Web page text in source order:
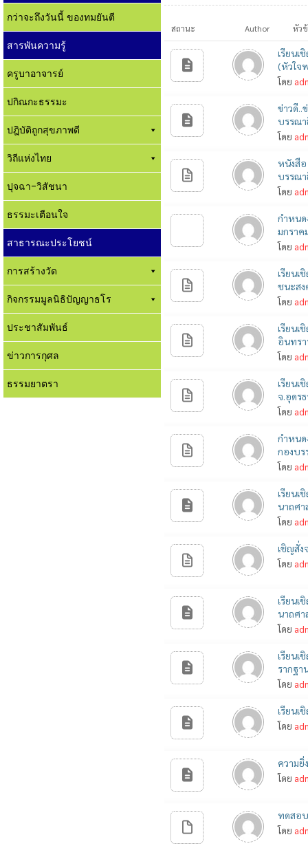
กว่าจะถึงวันนี้ ของทมยันตี
สารพันความรู้
ครูบาอาจารย์
ปกิณกะธรรมะ
ปฎิบัติถูกสุขภาพดี
วิถีแห่งไทย
ปุจฉา-วิสัชนา
ธรรมะเตือนใจ
สาธารณะประโยชน์
การสร้างวัด
กิจกรรมมูลนิธิปัญญาธโร
ประชาสัมพันธ์
ข่าวการกุศล
ธรรมยาตรา
สถานะ Author หัว
เรียนเ
(หัวใจ
โดย
ข่าวดี..
บรรณา
โดย
หนังสือ
บรรณา
โดย
กำหนด
มกราค
โดย
เรียนเ
ชนะสง
โดย
เรียนเ
อินทรา
โดย
เรียนเ
จ.อุดร
โดย
กำหนด
กองบร
โดย
เรียนเ
นาถศา
โดย
เชิญสั่ง
โดย
เรียนเ
นาถศา
โดย
เรียนเ
รากฐา
โดย
เรียนเ
โดย
ความยิ่
โดย
ทดสอ
โดย